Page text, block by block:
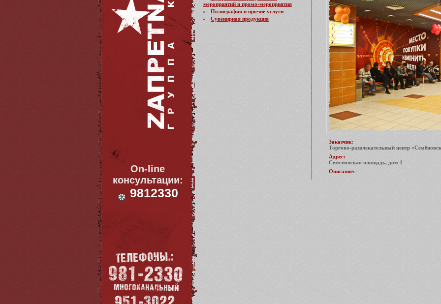
On-line
консультации:
9812330
мероприятий и промо-мероприятия
Полиграфия и прочие услуги
Сувенирная продукция
Заказчик:
Торгово-развлекательный центр
Адрес:
Семеновская площадь, дом 1
Описание: